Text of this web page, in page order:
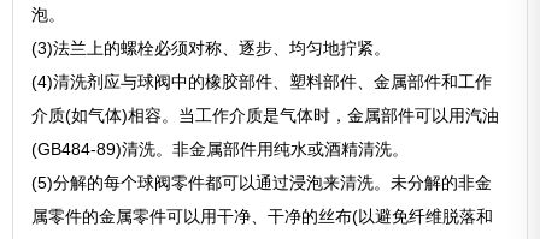
泡。
(3)法兰上的螺栓必须对称、逐步、均匀地拧紧。
(4)清洗剂应与球阀中的橡胶部件、塑料部件、金属部件和工作
介质(如气体)相容。当工作介质是气体时，金属部件可以用汽油
(GB484-89)清洗。非金属部件用纯水或酒精清洗。
(5)分解的每个球阀零件都可以通过浸泡来清洗。未分解的非金
属零件的金属零件可以用干净、干净的丝布(以避免纤维脱落和